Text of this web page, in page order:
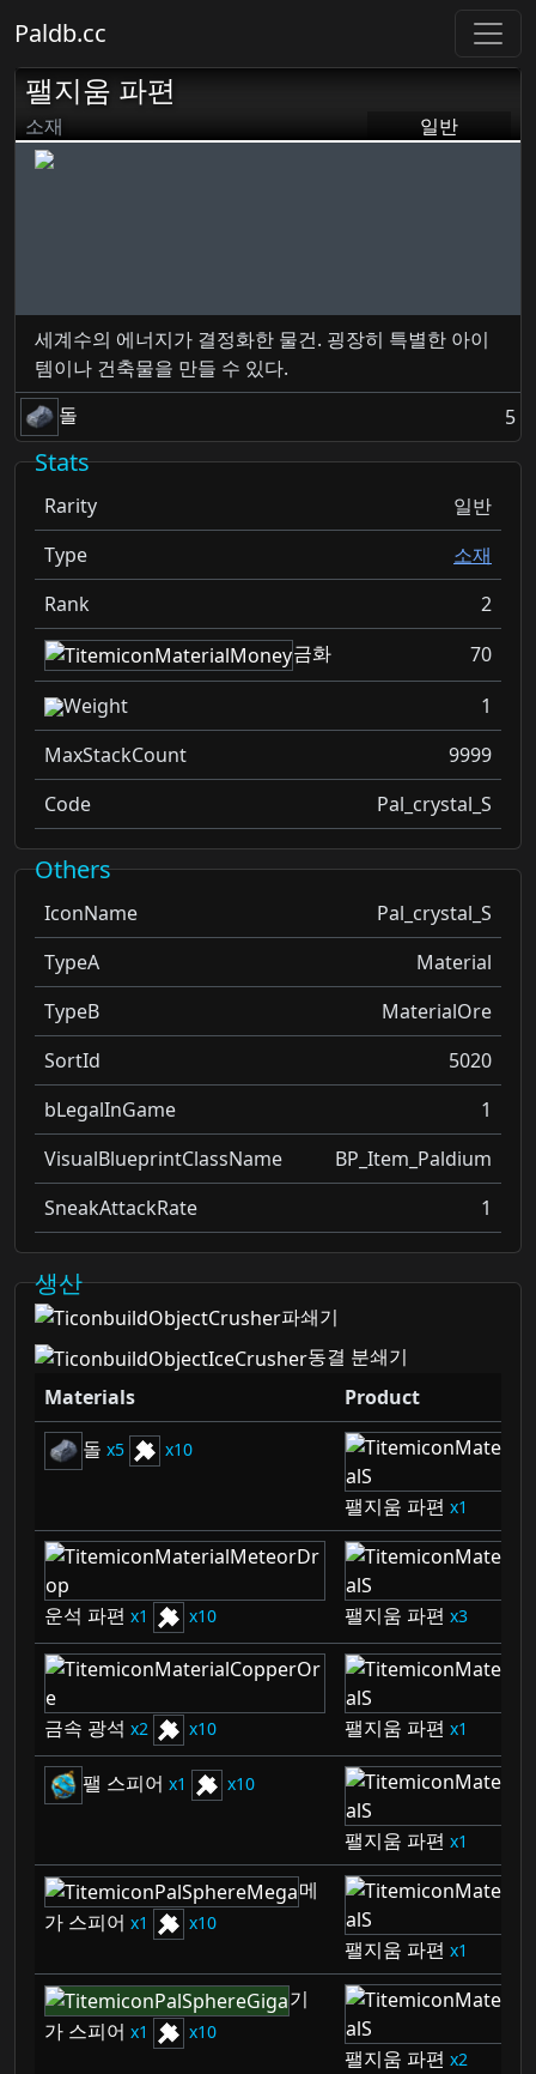
Paldb.cc
팰지움 파편
소재 일반
세계수의 에너지가 결정화한 물건. 굉장히 특별한 아이
템이나 건축물을 만들 수 있다.
돌
5
Stats
Rarity
일반
Type
소재
Rank
2
금화
70
Weight
1
MaxStackCount
9999
Code
Pal_crystal_S
Others
IconName
Pal_crystal_S
TypeA
Material
TypeB
MaterialOre
SortId
5020
bLegalInGame
1
VisualBlueprintClassName
BP_Item_Paldium
SneakAttackRate
1
생산
파쇄기
동결 분쇄기
Materials
Product
돌
5 10
팰지움 파편 1
운석 파편 1 10 팰지움 파편 3
금속 광석 2 10 팰지움 파편 1
팰 스피어 1 10
팰지움 파편 1
메
가 스피어
1 10
팰지움 파편 1
기
가 스피어
1 10
팰지움 파편 2